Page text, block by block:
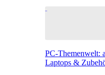
PC-Themenwelt:
Laptops &